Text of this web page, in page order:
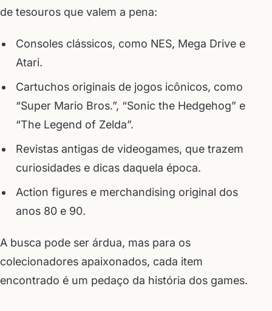
de tesouros que valem a pena:
Consoles clássicos, como NES, Mega Drive e
Atari.
Cartuchos originais de jogos icônicos, como
“Super Mario Bros.”, “Sonic the Hedgehog” e
“The Legend of Zelda”.
Revistas antigas de videogames, que trazem
curiosidades e dicas daquela época.
Action figures e merchandising original dos
anos 80 e 90.
A busca pode ser árdua, mas para os
colecionadores apaixonados, cada item
encontrado é um pedaço da história dos games.